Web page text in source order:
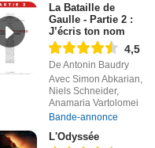
La Bataille de
Gaulle - Partie 2 :
J’écris ton nom
4,5
De Antonin Baudry
Avec Simon Abkarian,
Niels Schneider,
Anamaria Vartolomei
Bande-annonce
L'Odyssée